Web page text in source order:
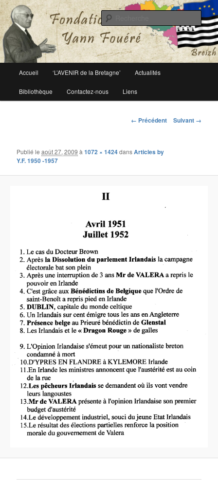
Fondation Yann Fouéré
Le site officiel de la fondation Yann Fouéré
principal
Aller
au
Accueil ‘L’AVENIR de la Bretagne’ Actualités
Bibliothèque Contactez-nous Liens
Navigation
← Précédent Suivant →
Publié leaoût 27, 2009 à1072 × 1424dansArticles by
Y.F. 1950 -1957